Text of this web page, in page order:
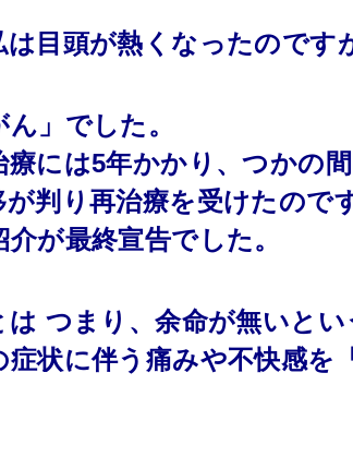
は目頭が熱くなったのです
」でした。
療には5年かかり、つかの
判り再治療を受けたので
が最終宣告でした。
は つまり、余命が無いと
症状に伴う痛みや不快感を